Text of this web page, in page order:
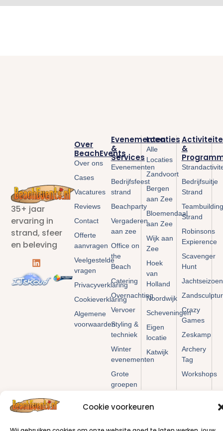
Cookie voorkeuren
35+ jaar
ervaring in
strand, sfeer
en beleving
&
Bedrijfsuitje
Strand
Teambuilding
Strand
Robinsons
Expierence
Scavenger
Hunt
Jachtseizoen
Crazy
Games
Zeskamp
Archery
Tag
Workshops
Locaties
Alle
Locaties
Zandvoort
Bergen
aan Zee
Bloemendaal
aan Zee
Wijk aan
Zee
Hoek
van
Holland
Noordwijk
Scheveningen
Eigen
locatie
Katwijk
Evenementen
&
Services
Evenementen
Bedrijfsfeest
strand
Beachparty
Vergaderen
aan zee
Office on
the
Beach
Catering
Overnachting
Vervoer
Styling &
techniek
Winter
evenementen
Grote
groepen
Over
BeachEvents
Over ons
Cases
Vacatures
Reviews
Contact
Offerte
aanvragen
Veelgestelde
vragen
Privacyverklaring
Cookieverklaring
Algemene
voorwaarden